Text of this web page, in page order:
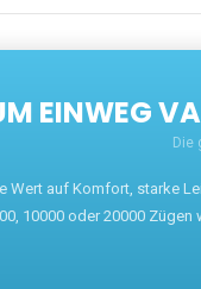
EINWEG
Die
auf Komfort, starke
10000 oder 20000